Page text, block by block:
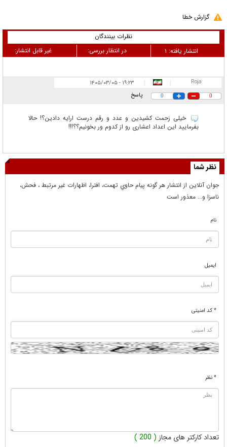
گزارش خطا
نظرات بینندگان
غیر قابل انتشار:
در انتظار بررسی: انتشار یافته: ۱
Roja ۱۹:۲۳ - ۱۴۰۵/۰۳/۰۵
0
0 پاسخ
خیلی زحمت کشیدین و عدد و رقم درست ارایه دادین؟! حالا
بفرمایید این اعداد اعشاری رو از کدوم ور بخونیم؟؟!!!
نظر شما
جوان آنلاين از انتشار هر گونه پيام حاوي تهمت، افترا، اظهارات غير مرتبط ، فحش،
ناسزا و... معذور است
نام
ایمیل
* کد امنیتی
* نظر
تعداد کارکتر های مجاز ( 200 )